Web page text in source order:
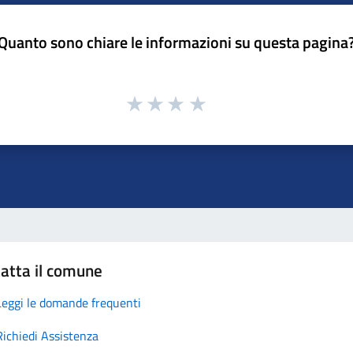
sono chiare le informazioni su questa
il comune
le domande frequenti
Assistenza